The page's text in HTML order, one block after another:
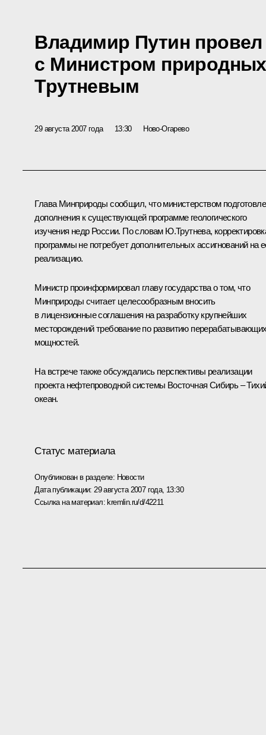
Владимир Путин
с Министром
Трутневым
29 августа 2007 года 13:30 Ново-Огарево
Глава Минприроды сообщил, что министерством
дополнения к существующей программе геологического
изучения недр России. По словам Ю.Трутнева,
программы не потребует дополнительных ассигнований на
реализацию.
Министр проинформировал главу государства о том, что
Минприроды считает целесообразным вносить
в лицензионные соглашения на разработку крупнейших
месторождений требование по развитию
мощностей.
На встрече также обсуждались перспективы реализации
проекта нефтепроводной системы Восточная Сибирь –
океан.
Статус материала
Опубликован в разделе: Новости
Дата публикации: 29 августа 2007 года, 13:30
Ссылка на материал:kremlin.ru/d/42211